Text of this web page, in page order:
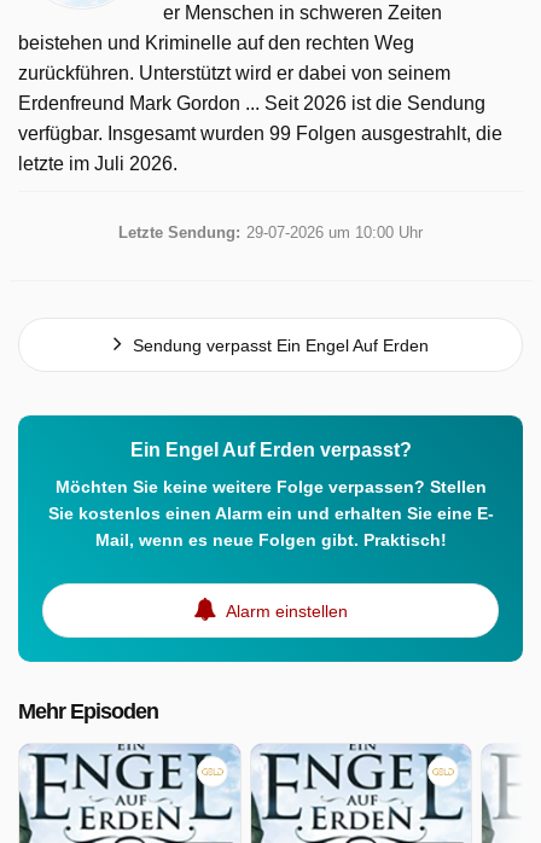
er Menschen in schweren Zeiten
beistehen und Kriminelle auf den rechten Weg
zurückführen. Unterstützt wird er dabei von seinem
Erdenfreund Mark Gordon ... Seit 2026 ist die Sendung
verfügbar. Insgesamt wurden 99 Folgen ausgestrahlt, die
letzte im Juli 2026.
Letzte Sendung: 29-07-2026 um 10:00 Uhr
Sendung verpasst Ein Engel Auf Erden
Ein Engel Auf Erden verpasst?
Möchten Sie keine weitere Folge verpassen? Stellen
Sie kostenlos einen Alarm ein und erhalten Sie eine E-
Mail, wenn es neue Folgen gibt. Praktisch!
Alarm einstellen
Mehr Episoden